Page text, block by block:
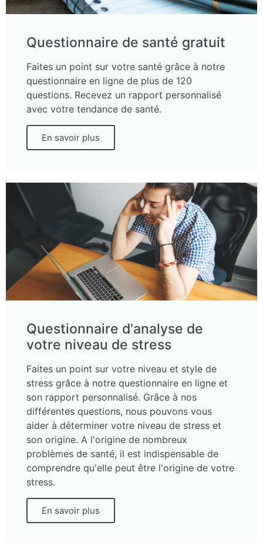
Questionnaire de santé gratuit
Faites un point sur votre santé grâce à notre
questionnaire en ligne de plus de 120
questions. Recevez un rapport personnalisé
avec votre tendance de santé.
En savoir plus
Questionnaire d'analyse de
votre niveau de stress
Faites un point sur votre niveau et style de
stress grâce à notre questionnaire en ligne et
son rapport personnalisé. Grâce à nos
différentes questions, nous pouvons vous
aider à déterminer votre niveau de stress et
son origine. A l'origine de nombreux
problèmes de santé, il est indispensable de
comprendre qu'elle peut être l'origine de votre
stress.
En savoir plus